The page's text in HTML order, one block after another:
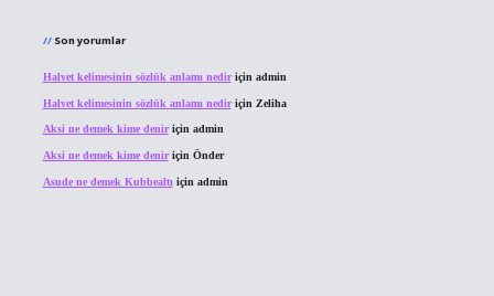
Son yorumlar
Halvet kelimesinin sözlük anlamı nediriçin admin
Halvet kelimesinin sözlük anlamı nediriçin Zeliha
Aksi ne demek kime deniriçin admin
Aksi ne demek kime deniriçin Önder
Asude ne demek Kubbealtı için admin